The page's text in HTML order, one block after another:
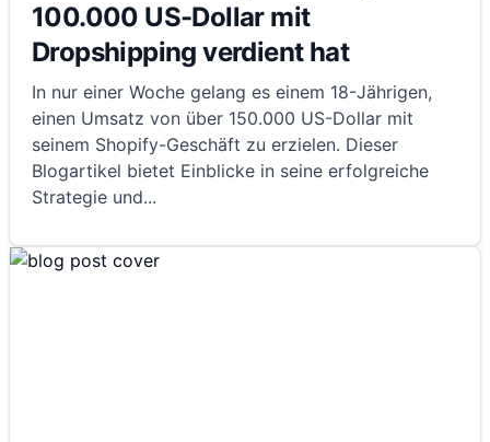
100.000 US-Dollar mit
Dropshipping verdient hat
In nur einer Woche gelang es einem 18-Jährigen,
einen Umsatz von über 150.000 US-Dollar mit
seinem Shopify-Geschäft zu erzielen. Dieser
Blogartikel bietet Einblicke in seine erfolgreiche
Strategie und...